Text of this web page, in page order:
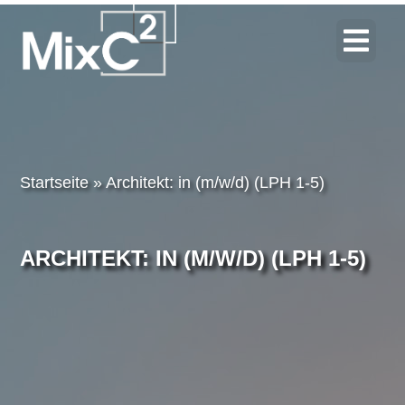
Startseite»Architekt: in (m/w/d) (LPH 1-5)
ARCHITEKT: IN (M/W/D) (LPH 1-5)